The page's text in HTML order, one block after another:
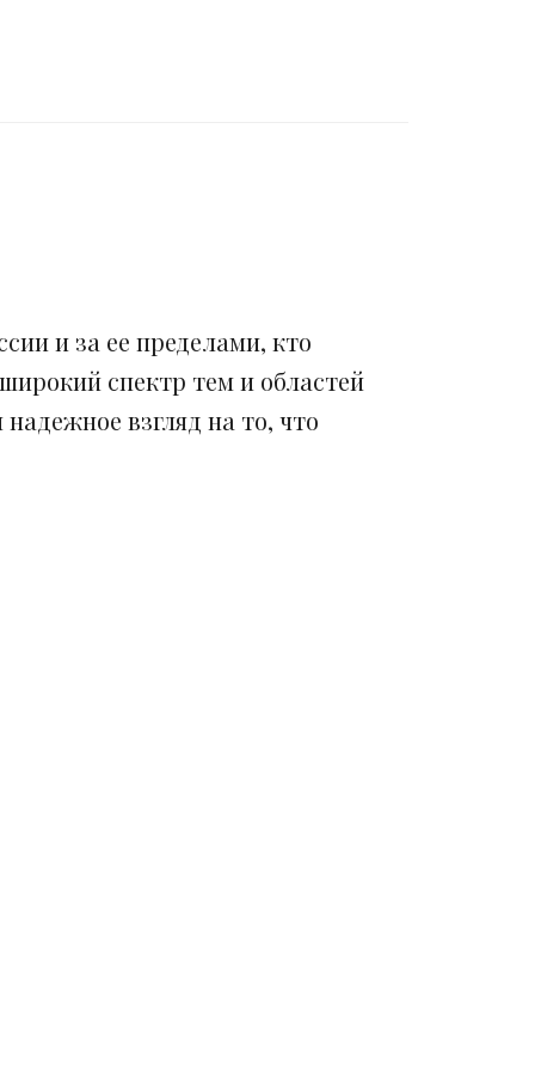
и за ее пределами, кто
спектр тем и областей
взгляд на то, что